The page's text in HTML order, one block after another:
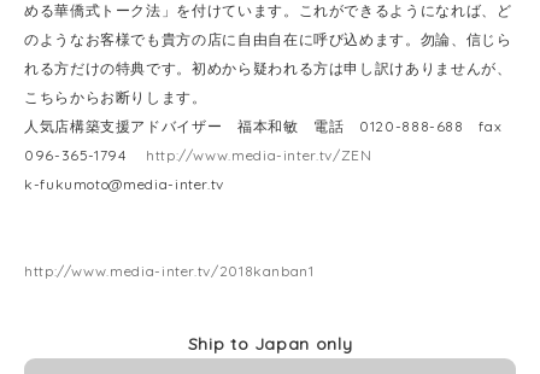
める華僑式トーク法」を付けています。これができるようになれば、ど
のようなお客様でも貴方の店に自由自在に呼び込めます。勿論、信じら
れる方だけの特典です。初めから疑われる方は申し訳けありませんが、
こちらからお断りします。
人気店構築支援アドバイザー 福本和敏 電話 0120-888-688 fax
096-365-1794 http://www.media-inter.tv/ZEN
k-fukumoto@media-inter.tv
http://www.media-inter.tv/2018kanban1
Ship to Japan only